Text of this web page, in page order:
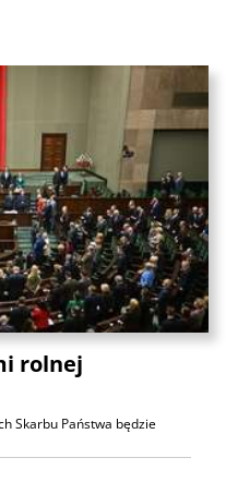
rolnej
Skarbu Państwa będzie